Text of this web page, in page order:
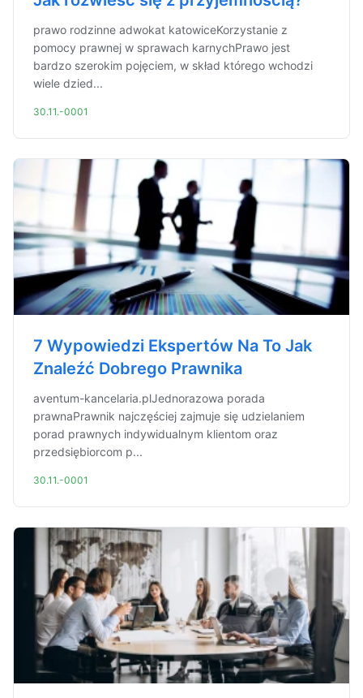
prawo rodzinne adwokat katowiceKorzystanie z
pomocy prawnej w sprawach karnychPrawo jest
bardzo szerokim pojęciem, w skład którego wchodzi
wiele dzied...
30.11.-0001
7 Wypowiedzi Ekspertów Na To Jak
Znaleźć Dobrego Prawnika
aventum-kancelaria.plJednorazowa porada
prawnaPrawnik najczęściej zajmuje się udzielaniem
porad prawnych indywidualnym klientom oraz
przedsiębiorcom p...
30.11.-0001